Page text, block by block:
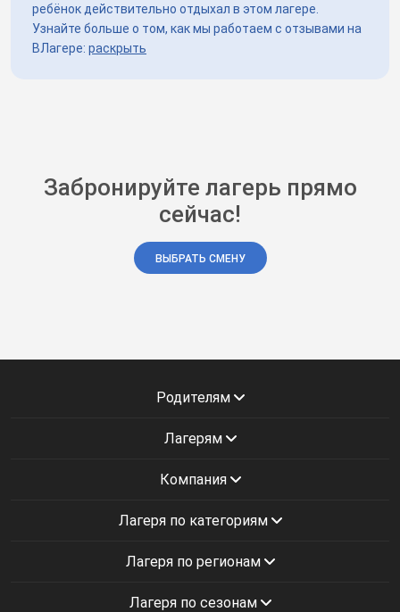
ребёнок действительно отдыхал в этом лагере.
Узнайте больше о том, как мы работаем с отзывами на
ВЛагере: раскрыть
Забронируйте лагерь прямо
сейчас!
ВЫБРАТЬ СМЕНУ
Родителям
Лагерям
Компания
Лагеря по категориям
Лагеря по регионам
Лагеря по сезонам